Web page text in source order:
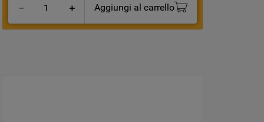
＋
－ Aggiungi al carrello